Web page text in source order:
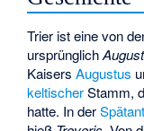
Trier ist eine von
ursprünglich
KaisersAugustus
keltischerStamm,
hatte. In der